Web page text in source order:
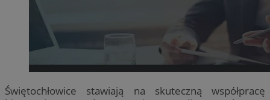
Świętochłowice stawiają na skuteczną współpracę